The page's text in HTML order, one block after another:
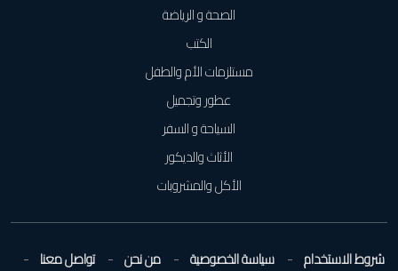
الصحة و الرياضة
الكتب
مستلزمات الأم والطفل
عطور وتجميل
السياحة و السفر
الأثاث والديكور
الأكل والمشروبات
شروط الاستخدام سياسة الخصوصية من نحن تواصل معنا